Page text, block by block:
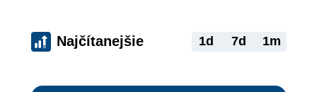
Najčítanejšie 1d 7d 1m